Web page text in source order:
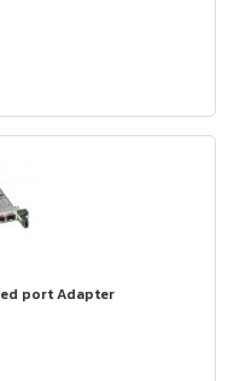
port Adapter